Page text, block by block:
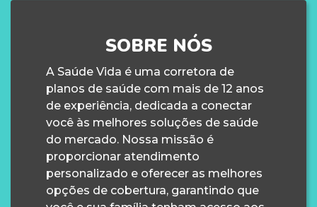
SOBRE NÓS
A Saúde Vida é uma corretora de
planos de saúde com mais de 12 anos
de experiência, dedicada a conectar
você às melhores soluções de saúde
do mercado. Nossa missão é
proporcionar atendimento
personalizado e oferecer as melhores
opções de cobertura, garantindo que